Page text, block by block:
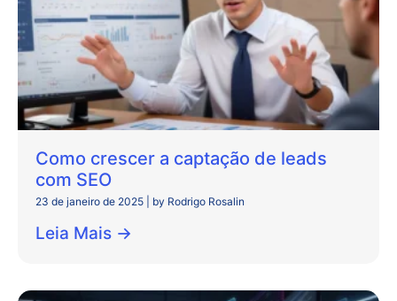
Como crescer a captação de leads
com SEO
23 de janeiro de 2025 by Rodrigo Rosalin
Leia Mais →